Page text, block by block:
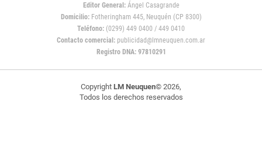
Editor General:Ángel Casagrande
Domicilio:Fotheringham 445, Neuquén (CP 8300)
Teléfono: (0299) 449 0400 / 449 0410
Contacto comercial: publicidad@lmneuquen.com.ar
Registro DNA: 97810291
Copyright LM Neuquen© 2026,
Todos los derechos reservados